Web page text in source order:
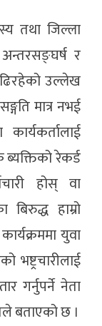
तथा जिल्ला
र
उल्लेख
मात्र नभई
रेकर्ड
होस् वा
हाम्रो
युवा
भष्ट्रचारीलाई
गर्नुपर्ने नेता
बताएको छ ।